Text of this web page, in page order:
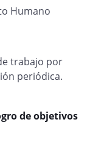
Humano
trabajo por
periódica.
de objetivos